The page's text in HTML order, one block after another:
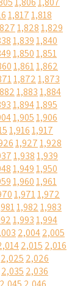
1,8171,818
1,8281,829
1,8391,840
1,8501,851
1,8611,862
1,8721,873
1,8831,884
1,8941,895
1,9051,906
1,9161,917
1,9271,928
1,9381,939
1,9491,950
1,9601,961
1,9711,972
1,9821,983
1,9931,994
2,0042,005
2,015 2,016
2,025 2,026
2,035 2,036